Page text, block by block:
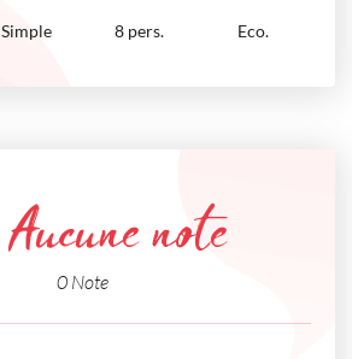
Simple 8 pers. Eco.
Aucune note
0 Note